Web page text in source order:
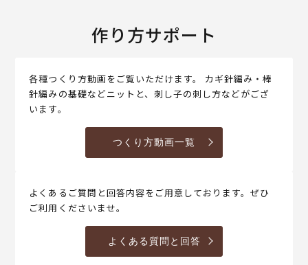
作り方サポート
各種つくり方動画をご覧いただけます。 カギ針編み・棒
針編みの基礎などニットと、刺し子の刺し方などがござ
います。
つくり方動画一覧
よくあるご質問と回答内容をご用意しております。ぜひ
ご利用くださいませ。
よくある質問と回答